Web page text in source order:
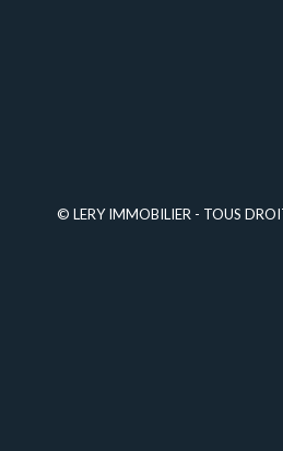
© LERY IMMOBILIER - TOUS